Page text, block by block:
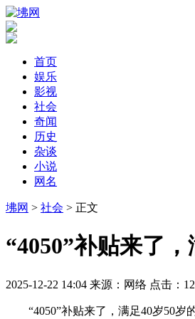
首页
娱乐
影视
社会
奇闻
历史
杂谈
小说
网名
坲网 > 社会 > 正文
“4050”补贴来了
2025-12-22 14:04 来源：网络 点击：
“4050”补贴来了，满足40岁50岁